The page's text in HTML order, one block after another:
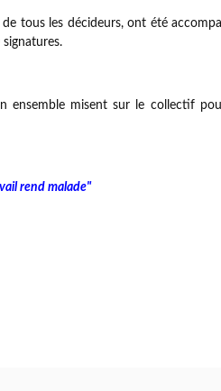
tous les décideurs, ont été
ensemble misent sur le collectif
rend malade"